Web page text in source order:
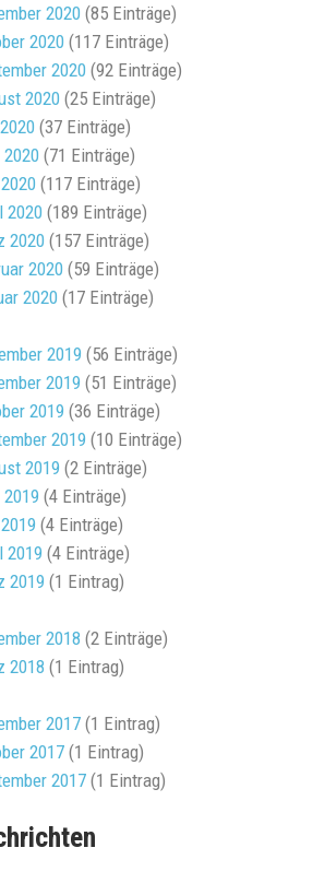
2020(85 Einträge)
2020(117 Einträge)
2020(92 Einträge)
2020(25 Einträge)
(37 Einträge)
(71 Einträge)
(117 Einträge)
2020(189 Einträge)
2020(157 Einträge)
2020(59 Einträge)
2020(17 Einträge)
2019 (56 Einträge)
2019 (51 Einträge)
2019 (36 Einträge)
2019 (10 Einträge)
2019 (2 Einträge)
(4 Einträge)
(4 Einträge)
2019 (4 Einträge)
2019 (1 Eintrag)
2018 (2 Einträge)
2018 (1 Eintrag)
2017(1 Eintrag)
2017(1 Eintrag)
2017(1 Eintrag)